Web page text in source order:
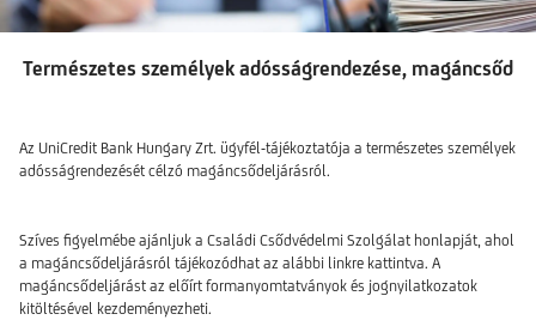
Természetes személyek adósságrendezése, magáncsőd
Az UniCredit Bank Hungary Zrt. ügyfél-tájékoztatója a természetes személyek
adósságrendezését célzó magáncsődeljárásról.
Szíves figyelmébe ajánljuk a Családi Csődvédelmi Szolgálat honlapját, ahol
a magáncsődeljárásról tájékozódhat az alábbi linkre kattintva. A
magáncsődeljárást az előírt formanyomtatványok és jognyilatkozatok
kitöltésével kezdeményezheti.